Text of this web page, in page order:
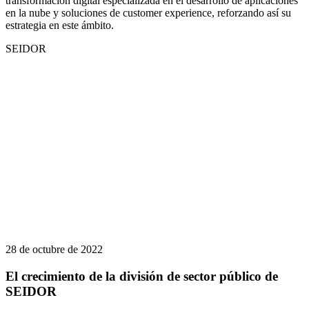
en la nube y soluciones de customer experience, reforzando así su
estrategia en este ámbito.
SEIDOR
28 de octubre de 2022
El crecimiento de la división de sector público de
SEIDOR